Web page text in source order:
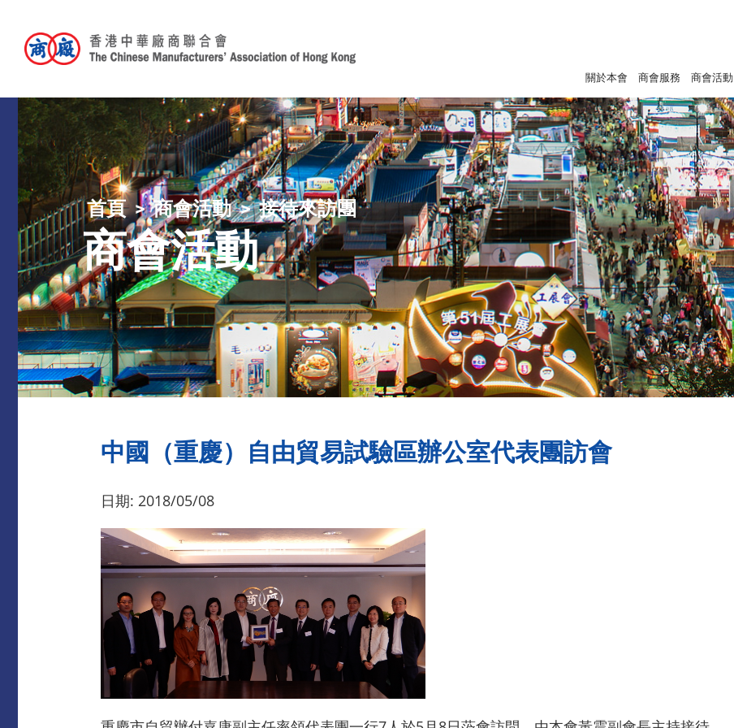
關於本會 商會服務 商會活動
首頁 商會活動 接待來訪團
商會活動
中國（重慶）自由貿易試驗區辦公室代表團訪會
日期: 2018/05/08